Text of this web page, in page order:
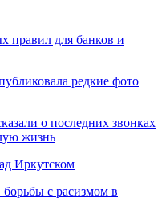
правил для банков и
редкие фото
о последних звонках
жизнь
Иркутском
с расизмом в